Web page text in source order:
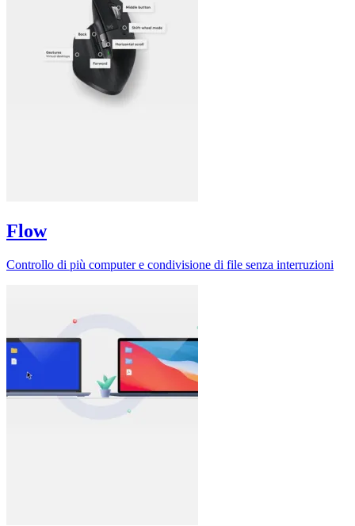
Flow
Controllo di più computer e condivisione di file senza interruzioni